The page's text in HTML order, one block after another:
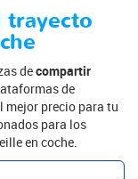
trayecto
decompartir
de
mejor precio para tu
para los
en coche.